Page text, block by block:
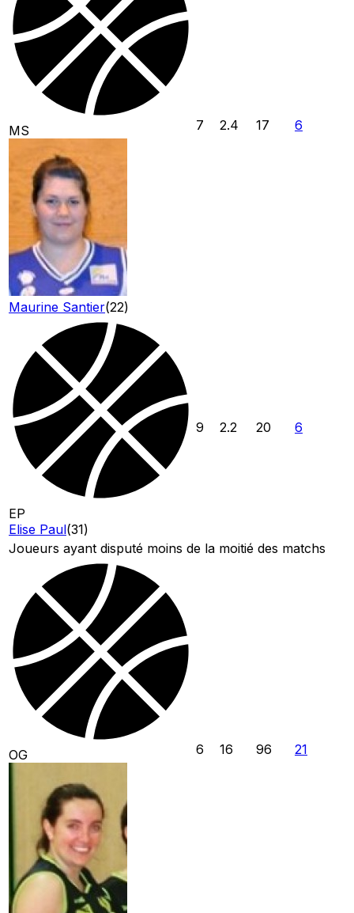
MS
Maurine Santier(22)
7 2.4 17 6
EP
Elise Paul(31)
9 2.2 20 6
Joueurs ayant disputé moins de la moitié des matchs
OG 6 16 96 21